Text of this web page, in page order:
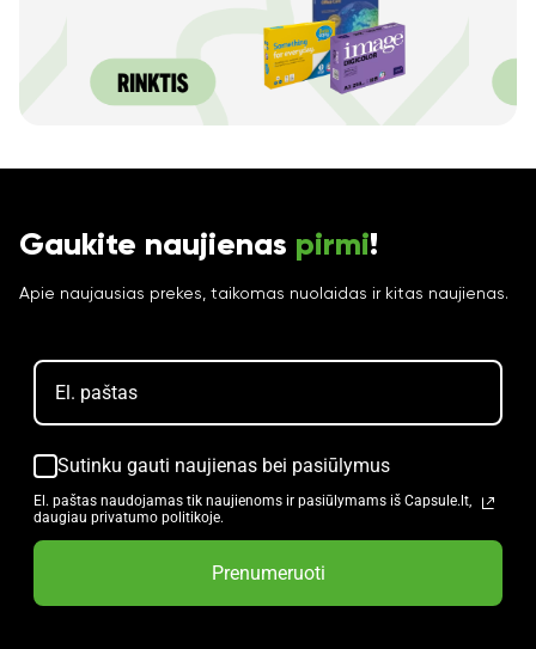
Gaukite naujienas pirmi!
Apie naujausias prekes, taikomas nuolaidas ir kitas naujienas.
Sutinku gauti naujienas bei pasiūlymus
El. paštas naudojamas tik naujienoms ir pasiūlymams iš Capsule.lt,
daugiau privatumo politikoje.
Prenumeruoti